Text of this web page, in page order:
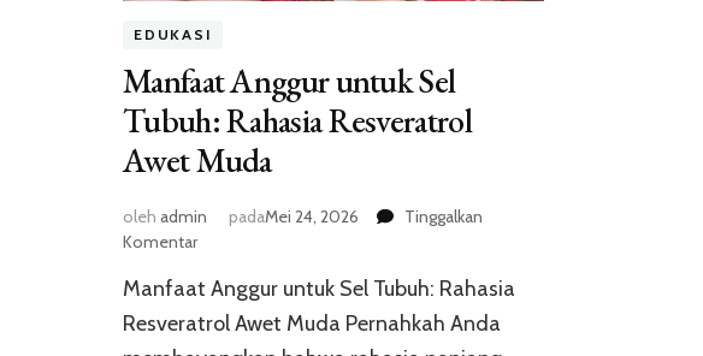
EDUKASI
Manfaat Anggur untuk Sel
Tubuh: Rahasia Resveratrol
Awet Muda
oleh admin padaMei 24, 2026
Tinggalkan
Komentarpada
Anggur
untuk
Manfaat Anggur untuk Sel Tubuh: Rahasia
Resveratrol Awet Muda Pernahkah Anda